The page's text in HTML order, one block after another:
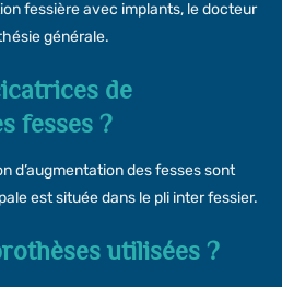
fessière avec implants, le docteur
générale.
de
fesses ?
d’augmentation des fesses sont
est située dans le pli inter fessier.
utilisées ?